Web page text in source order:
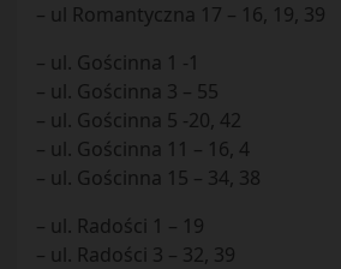
– ul Romantyczna 17 – 16, 19, 39
– ul. Gościnna 1 -1
– ul. Gościnna 3 – 55
– ul. Gościnna 5 -20, 42
– ul. Gościnna 11 – 16, 4
– ul. Gościnna 15 – 34, 38
– ul. Radości 1 – 19
– ul. Radości 3 – 32, 39